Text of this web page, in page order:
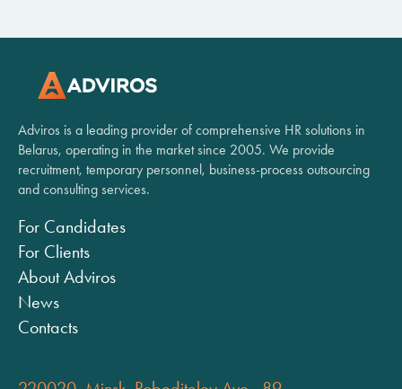
Adviros is a leading provider of comprehensive HR solutions in
Belarus, operating in the market since 2005. We provide
recruitment, temporary personnel, business-process outsourcing
and consulting services.
For Candidates
For Clients
About Adviros
News
Contacts